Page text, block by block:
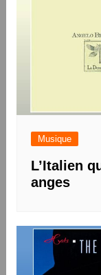
Musique
L’Italien
anges